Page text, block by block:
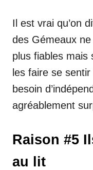
Il est vrai qu’on
des Gémeaux
plus fiables mais
les faire se
besoin
agréablement
Raison #5
au lit